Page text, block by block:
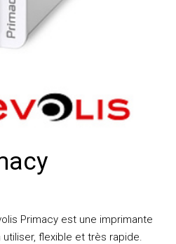
Primacy est une imprimante
flexible et très rapide.